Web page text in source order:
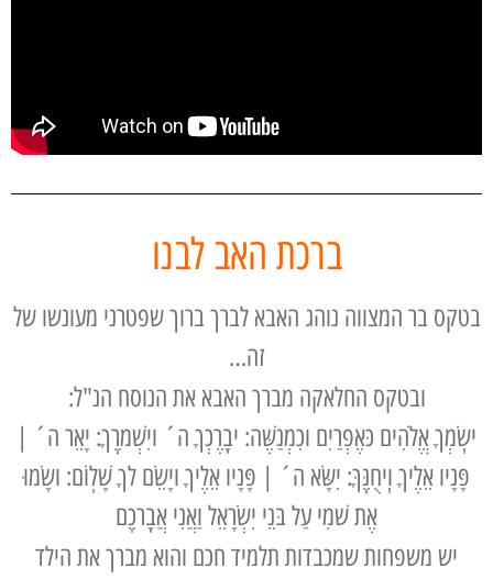
ברכת האב לבנו
בטקס בר המצווה נוהג האבא לברך ברוך שפטרני מעונשו של
זה…
ובטקס החלאקה מברך האבא את הנוסח הנ"ל:
ישִֽׂמְךָ אֱלֹהִים כּאֶפְרַיִם וכִמְנַשֶּׁה: יבָֽרֶכְךָ ה´ ויִשְׁמרֶֽךָ: יָאֵר ה´ |
פָּנָיו אֵלֶיךָ וִֽיחֻנֶּֽךָּ: יִשָּׂא ה´ | פָּנָיו אֵלֶיךָ ויָשֵׂם לךָ שָׁלֽוֹם: ושָׂמוּ
אֶת שׁמִי עַל בּנֵי יִשְׂרָאֵל וַאֲנִי אֲבָֽרכֵֽם
יש משפחות שמכבדות תלמיד חכם והוא מברך את הילד